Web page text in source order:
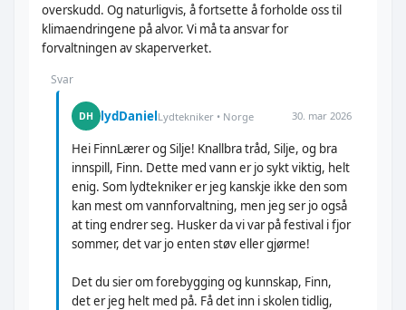
overskudd. Og naturligvis, å fortsette å forholde oss til
klimaendringene på alvor. Vi må ta ansvar for
forvaltningen av skaperverket.
Svar
DH lydDanielLydtekniker • Norge 30. mar 2026
Hei FinnLærer og Silje! Knallbra tråd, Silje, og bra
innspill, Finn. Dette med vann er jo sykt viktig, helt
enig. Som lydtekniker er jeg kanskje ikke den som
kan mest om vannforvaltning, men jeg ser jo også
at ting endrer seg. Husker da vi var på festival i fjor
sommer, det var jo enten støv eller gjørme!
Det du sier om forebygging og kunnskap, Finn,
det er jeg helt med på. Få det inn i skolen tidlig,